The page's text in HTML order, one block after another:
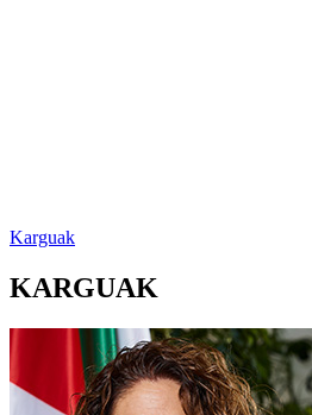
Karguak
KARGUAK